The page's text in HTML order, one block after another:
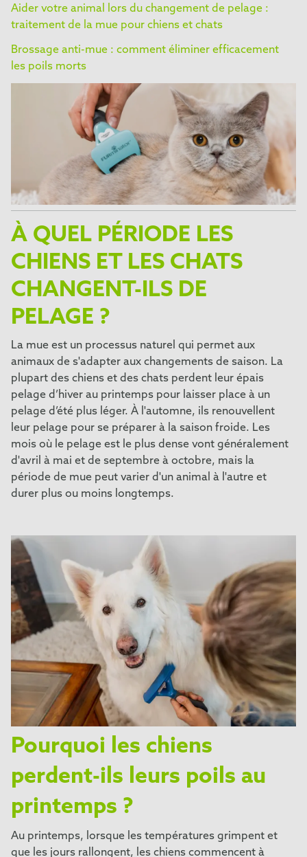
Aider votre animal lors du changement de pelage :
traitement de la mue pour chiens et chats
Brossage anti-mue : comment éliminer efficacement
les poils morts
À QUEL PÉRIODE LES
CHIENS ET LES CHATS
CHANGENT-ILS DE
PELAGE ?
La mue est un processus naturel qui permet aux
animaux de s'adapter aux changements de saison. La
plupart des chiens et des chats perdent leur épais
pelage d’hiver au printemps pour laisser place à un
pelage d’été plus léger. À l'automne, ils renouvellent
leur pelage pour se préparer à la saison froide. Les
mois où le pelage est le plus dense vont généralement
d'avril à mai et de septembre à octobre, mais la
période de mue peut varier d'un animal à l'autre et
durer plus ou moins longtemps.
Pourquoi les chiens
perdent-ils leurs poils au
printemps ?
Au printemps, lorsque les températures grimpent et
que les jours rallongent, les chiens commencent à